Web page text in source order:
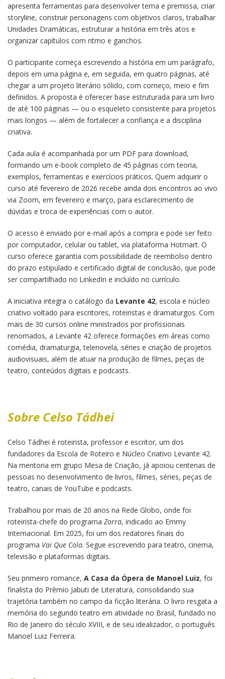
apresenta ferramentas para desenvolver tema e premissa, criar
storyline, construir personagens com objetivos claros, trabalhar
Unidades Dramáticas, estruturar a história em três atos e
organizar capítulos com ritmo e ganchos.
O participante começa escrevendo a história em um parágrafo,
depois em uma página e, em seguida, em quatro páginas, até
chegar a um projeto literário sólido, com começo, meio e fim
definidos. A proposta é oferecer base estruturada para um livro
de até 100 páginas — ou o esqueleto consistente para projetos
mais longos — além de fortalecer a confiança e a disciplina
criativa.
Cada aula é acompanhada por um PDF para download,
formando um e-book completo de 45 páginas com teoria,
exemplos, ferramentas e exercícios práticos. Quem adquirir o
curso até fevereiro de 2026 recebe ainda dois encontros ao vivo
via Zoom, em fevereiro e março, para esclarecimento de
dúvidas e troca de experiências com o autor.
O acesso é enviado por e-mail após a compra e pode ser feito
por computador, celular ou tablet, via plataforma Hotmart. O
curso oferece garantia com possibilidade de reembolso dentro
do prazo estipulado e certificado digital de conclusão, que pode
ser compartilhado no LinkedIn e incluído no currículo.
A iniciativa integra o catálogo da Levante 42, escola e núcleo
criativo voltado para escritores, roteiristas e dramaturgos. Com
mais de 30 cursos online ministrados por profissionais
renomados, a Levante 42 oferece formações em áreas como
comédia, dramaturgia, telenovela, séries e criação de projetos
audiovisuais, além de atuar na produção de filmes, peças de
teatro, conteúdos digitais e podcasts.
Sobre Celso Tádhei
Celso Tádhei é roteirista, professor e escritor, um dos
fundadores da Escola de Roteiro e Núcleo Criativo Levante 42.
Na mentoria em grupo Mesa de Criação, já apoiou centenas de
pessoas no desenvolvimento de livros, filmes, séries, peças de
teatro, canais de YouTube e podcasts.
Trabalhou por mais de 20 anos na Rede Globo, onde foi
roteirista-chefe do programa Zorra, indicado ao Emmy
Internacional. Em 2025, foi um dos redatores finais do
programa Vai Que Cola. Segue escrevendo para teatro, cinema,
televisão e plataformas digitais.
Seu primeiro romance, A Casa da Ópera de Manoel Luiz, foi
finalista do Prêmio Jabuti de Literatura, consolidando sua
trajetória também no campo da ficção literária. O livro resgata a
memória do segundo teatro em atividade no Brasil, fundado no
Rio de Janeiro do século XVIII, e de seu idealizador, o português
Manoel Luiz Ferreira.